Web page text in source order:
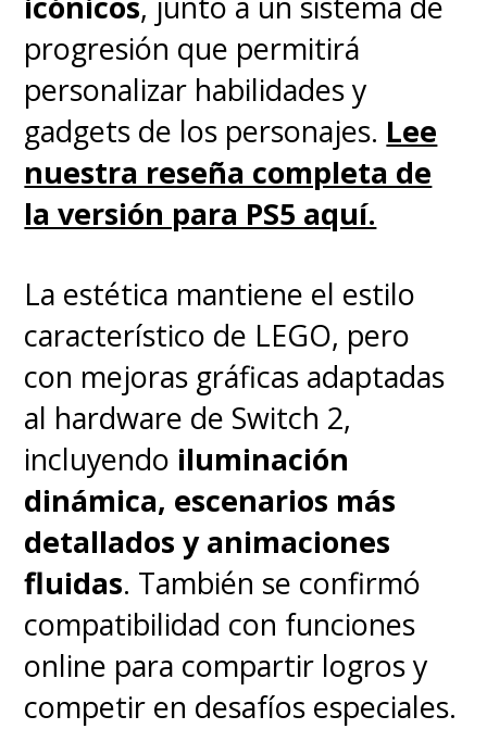
progresión que permitirá
personalizar habilidades y
gadgets de los personajes. Lee
nuestra reseña completa de
la versión para PS5 aquí.
La estética mantiene el estilo
característico de LEGO, pero
con mejoras gráficas adaptadas
al hardware de Switch 2,
incluyendo iluminación
dinámica, escenarios más
detallados y animaciones
fluidas. También se confirmó
compatibilidad con funciones
online para compartir logros y
competir en desafíos especiales.